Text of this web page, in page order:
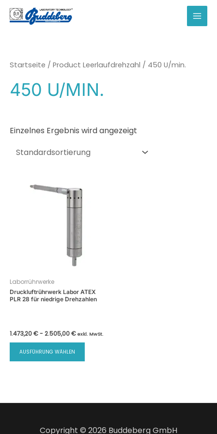
Zum
Inhalt
springen
Startseite / Product Leerlaufdrehzahl / 450 U/min.
450 U/MIN.
Einzelnes Ergebnis wird angezeigt
Laborrührwerke
Druckluftrührwerk Labor ATEX
PLR 28 für niedrige Drehzahlen
1.473,20€- 2.505,00€ exkl. MwSt.
AUSFÜHRUNG WÄHLEN
Dieses
auf.
Copyright © 2026 Buddeberg GmbH